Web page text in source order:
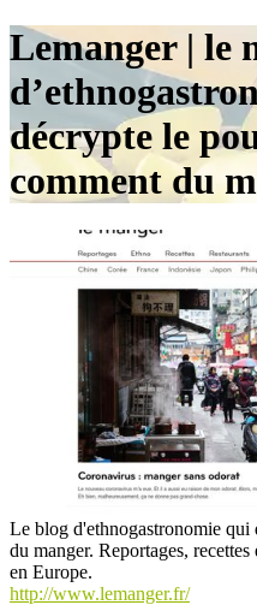
Lemanger | le
décrypte le
comment du
Le blog d'ethnogastronomie
du manger. Reportages,
en Europe.
http://www.lemanger.fr/